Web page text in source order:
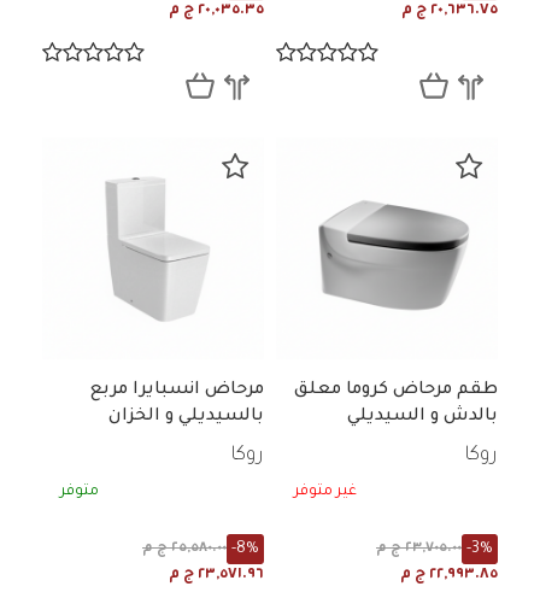
٢٠,٦٣٦.٧٥ ج م ٢٠,٠٣٥.٣٥ ج م
طقم مرحاض كروما معلق
بالدش و السيديلي
روكا
غير متوفر
٢٣,٧٠٥.٠٠ ج م -3%
٢٢,٩٩٣.٨٥ ج م
مرحاض انسبايرا مربع
بالسيديلي و الخزان
روكا
متوفر
٢٥,٥٨٠.٠٠ ج م -8%
٢٣,٥٧١.٩٦ ج م